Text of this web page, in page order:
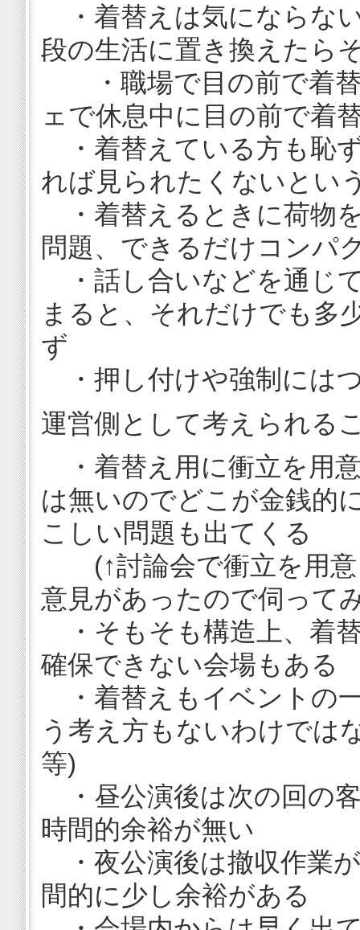
・着替えは気にならな
段の生活に置き換えたら
・職場で目の前で着替
ェで休息中に目の前で着
・着替えている方も恥
れば見られたくないとい
・着替えるときに荷物
問題、できるだけコンパ
・話し合いなどを通じ
まると、それだけでも多
ず
・押し付けや強制には
運営側として考えられる
・着替え用に衝立を用
は無いのでどこが金銭的
こしい問題も出てくる
(↑討論会で衝立を用意
意見があったので伺って
・そもそも構造上、着
確保できない会場もある
・着替えもイベントの
う考え方もないわけでは
等)
・昼公演後は次の回の
時間的余裕が無い
・夜公演後は撤収作業
間的に少し余裕がある